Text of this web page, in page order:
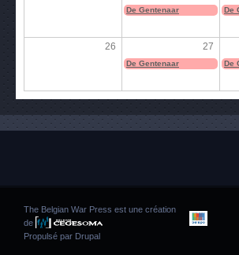
De Gentenaar De
26 27
De Gentenaar De
The Belgian War Press est une création
de
Propulsé par Drupal